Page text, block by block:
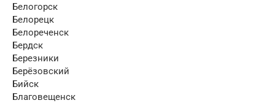
Белогорск
Белорецк
Белореченск
Бердск
Березники
Берёзовский
Бийск
Благовещенск